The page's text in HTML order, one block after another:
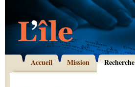
Accueil Mission Recherche